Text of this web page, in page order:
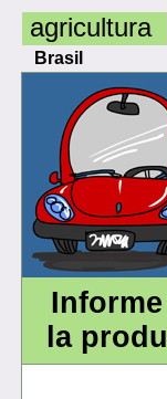
agricultura
Brasil
la